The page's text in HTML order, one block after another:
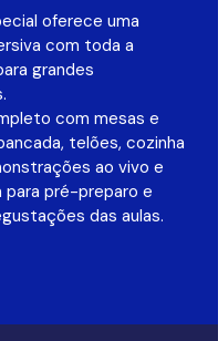
oferece uma
com toda a
grandes
com mesas e
telões, cozinha
ao vivo e
para pré-preparo e
das aulas.